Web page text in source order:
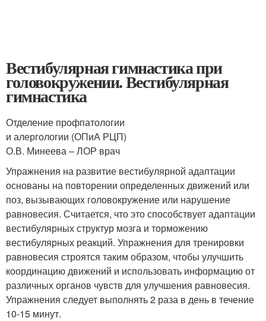
Вестибулярная гимнастика при
головокружении. Вестибулярная
гимнастика
Отделение профпатологии
и алергологии (ОПиА РЦП)
О.В. Минеева – ЛОР врач
Упражнения на развитие вестибулярной адаптации
основаны на повторении определенных движений или
поз, вызывающих головокружение или нарушение
равновесия. Считается, что это способствует адаптации
вестибулярных структур мозга и торможению
вестибулярных реакций. Упражнения для тренировки
равновесия строятся таким образом, чтобы улучшить
координацию движений и использовать информацию от
различных органов чувств для улучшения равновесия.
Упражнения следует выполнять 2 раза в день в течение
10-15 минут.